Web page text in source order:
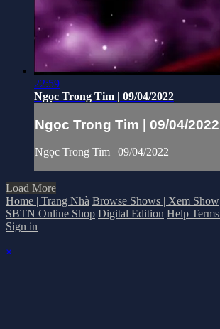
22:59
Ngọc Trong Tim | 09/04/2022
Ngọc Trong Tim | 09/04/2022
Ngọc Trong Tim | 09/04/2022
Load More
Home | Trang Nhà Browse Shows | Xem Show
SBTN Online Shop Digital Edition Help Terms
Sign in
×